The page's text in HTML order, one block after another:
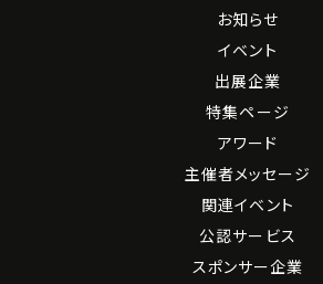
お知らせ
イベント
出展企業
特集ページ
アワード
主催者メッセージ
関連イベント
公認サービス
スポンサー企業